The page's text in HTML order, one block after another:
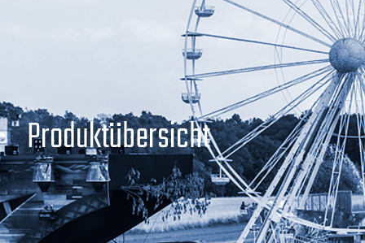
Produktübersicht